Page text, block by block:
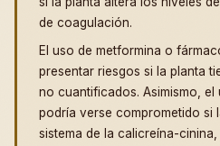
de coagulación.
El uso de metformina o
presentar riesgos si la planta
no cuantificados. Asimismo,
podría verse comprometido si
sistema de la calicreína-